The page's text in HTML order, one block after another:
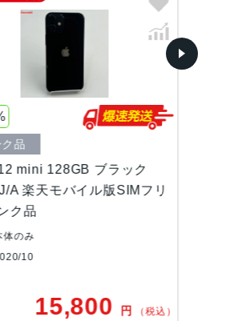
iPhone12 mini 256GB ブラック
MGDR3J/A AU版SIMフリー 訳あ
品 au
付属品：本体のみ
発売日：2020/10
24,800